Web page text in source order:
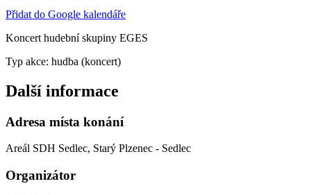
Přidat do Google kalendáře
Koncert hudební skupiny EGES
Typ akce: hudba (koncert)
Další informace
Adresa místa konání
Areál SDH Sedlec, Starý Plzenec - Sedlec
Organizátor